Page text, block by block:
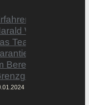
Experte
Wesely stärkt
Team von
Bereich